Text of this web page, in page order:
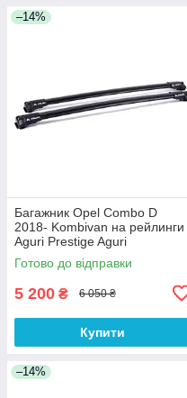
–14%
Багажник Opel Combo D
2018- Kombivan на рейлинги
Aguri Prestige Aguri
Готово до відправки
5 200 ₴ 6 050 ₴
Купити
–14%